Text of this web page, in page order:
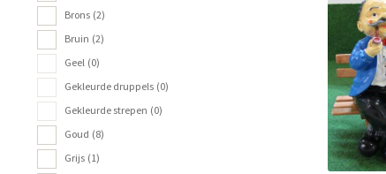
Brons (2)
Bruin (2)
Geel (0)
Gekleurde druppels (0)
Gekleurde strepen (0)
Goud (8)
Grijs (1)